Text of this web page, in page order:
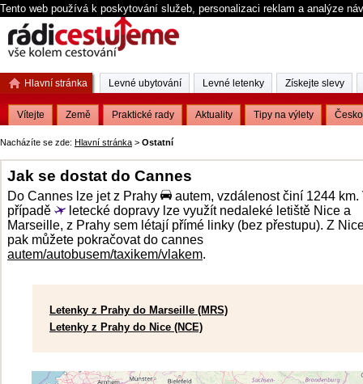
Tento web používá k poskytování služeb, personalizaci reklam a analýze
Nacházíte se zde: Hlavní stránka > Ostatní
Jak se dostat do Cannes
Do Cannes lze jet z Prahy
autem, vzdálenost činí 1244 km.
případě
letecké dopravy lze využít nedaleké letiště Nice a
Marseille, z Prahy sem létají přímé linky (bez přestupu). Z
pak můžete pokračovat do cannes
autem/autobusem/taxikem/vlakem.
Letenky z Prahy do Marseille (MRS)
Letenky z Prahy do Nice (NCE)
Hlavní stránka
Vítejte Země Praktické rady Aktuality Tipy na výlety Česko
Levné ubytování Levné letenky Získejte slevy